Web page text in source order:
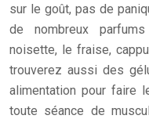
sur le goût, pas de
de nombreux
noisette, le fraise,
trouverez aussi des
alimentation pour faire
toute séance de